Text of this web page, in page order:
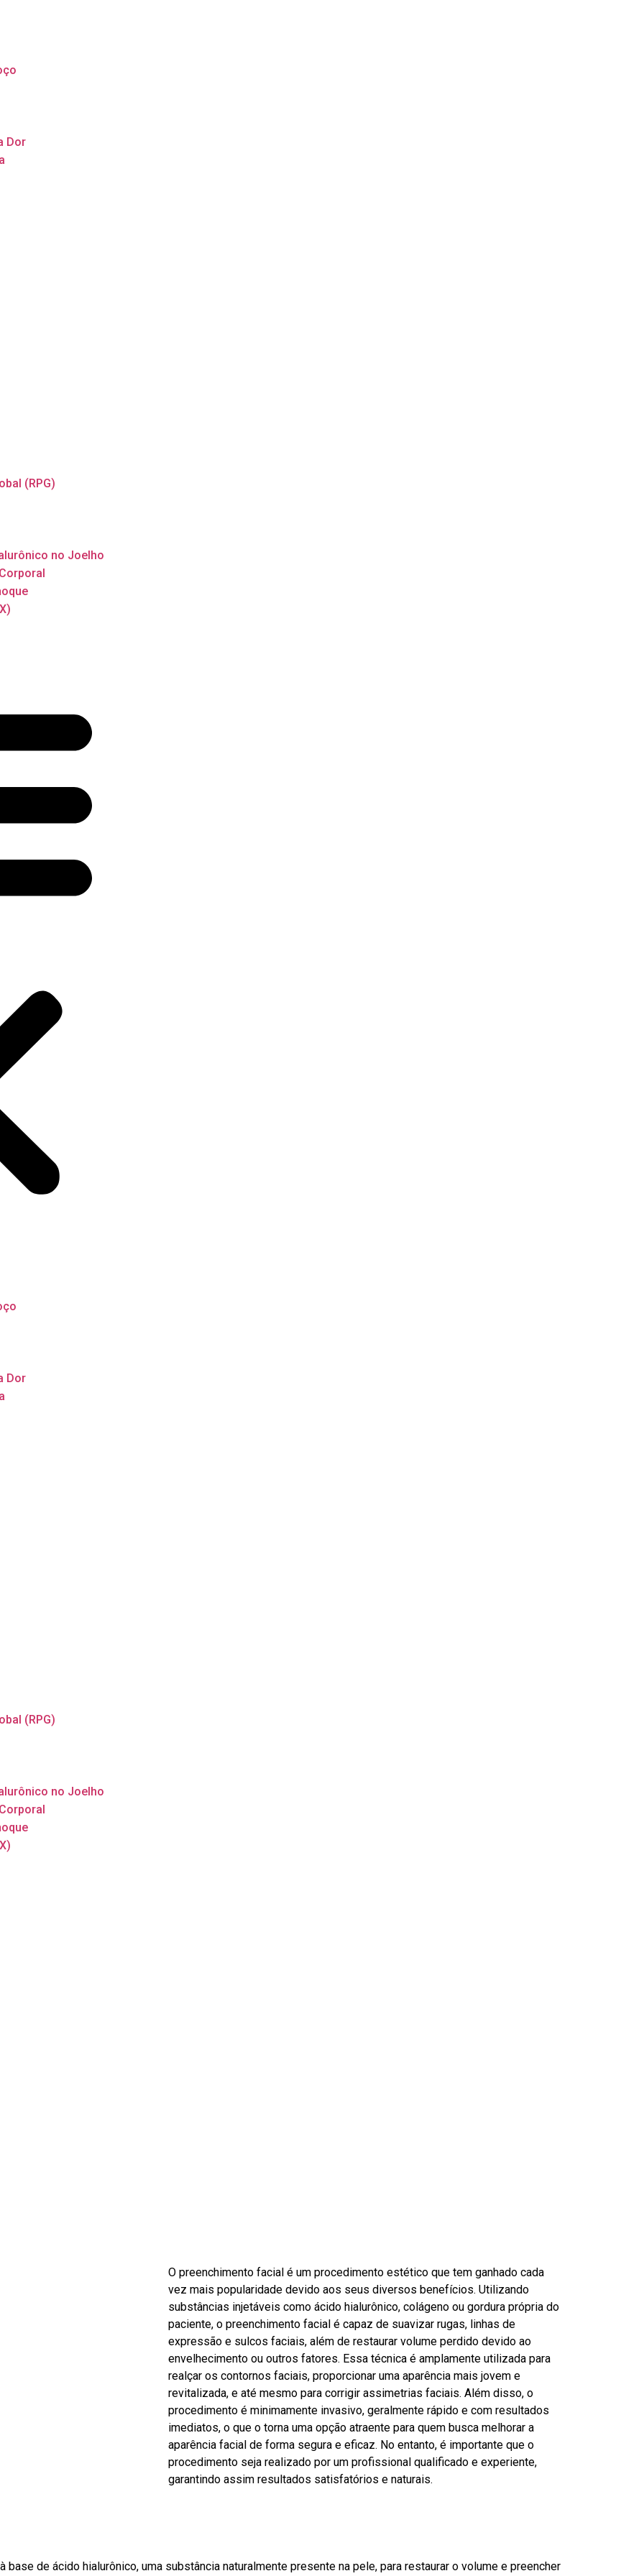
Dor
(RPG)
no Joelho
Dor
(RPG)
no Joelho
O preenchimento facial é um procedimento estético que tem ganhado cada
vez mais popularidade devido aos seus diversos benefícios. Utilizando
substâncias injetáveis como ácido hialurônico, colágeno ou gordura própria do
paciente, o preenchimento facial é capaz de suavizar rugas, linhas de
expressão e sulcos faciais, além de restaurar volume perdido devido ao
envelhecimento ou outros fatores. Essa técnica é amplamente utilizada para
realçar os contornos faciais, proporcionar uma aparência mais jovem e
revitalizada, e até mesmo para corrigir assimetrias faciais. Além disso, o
procedimento é minimamente invasivo, geralmente rápido e com resultados
imediatos, o que o torna uma opção atraente para quem busca melhorar a
aparência facial de forma segura e eficaz. No entanto, é importante que o
procedimento seja realizado por um profissional qualificado e experiente,
garantindo assim resultados satisfatórios e naturais.
de ácido hialurônico, uma substância naturalmente presente na pele, para restaurar o volume e preencher